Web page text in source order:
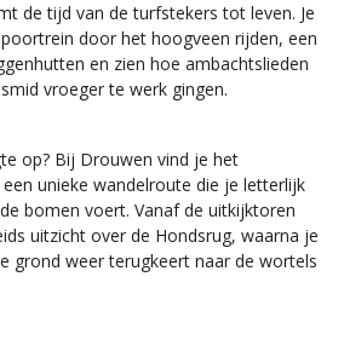
de tijd van de turfstekers tot leven. Je
door het hoogveen rijden, een
en zien hoe ambachtslieden
vroeger te werk gingen.
op? Bij Drouwen vind je het
unieke wandelroute die je letterlijk
bomen voert. Vanaf de uitkijktoren
uitzicht over de Hondsrug, waarna je
grond weer terugkeert naar de wortels